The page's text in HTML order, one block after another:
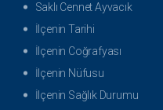
Saklı Cennet Ayvacık
İlçenin Tarihi
İlçenin Coğrafyası
İlçenin Nüfusu
İlçenin Sağlık Durumu